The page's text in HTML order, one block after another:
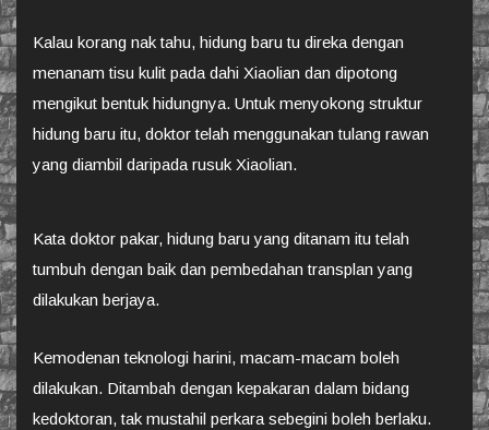
Kalau korang nak tahu, hidung baru tu direka dengan
menanam tisu kulit pada dahi Xiaolian dan dipotong
mengikut bentuk hidungnya. Untuk menyokong struktur
hidung baru itu, doktor telah menggunakan tulang rawan
yang diambil daripada rusuk Xiaolian.
Kata doktor pakar, hidung baru yang ditanam itu telah
tumbuh dengan baik dan pembedahan transplan yang
dilakukan berjaya.
Kemodenan teknologi harini, macam-macam boleh
dilakukan. Ditambah dengan kepakaran dalam bidang
kedoktoran, tak mustahil perkara sebegini boleh berlaku.